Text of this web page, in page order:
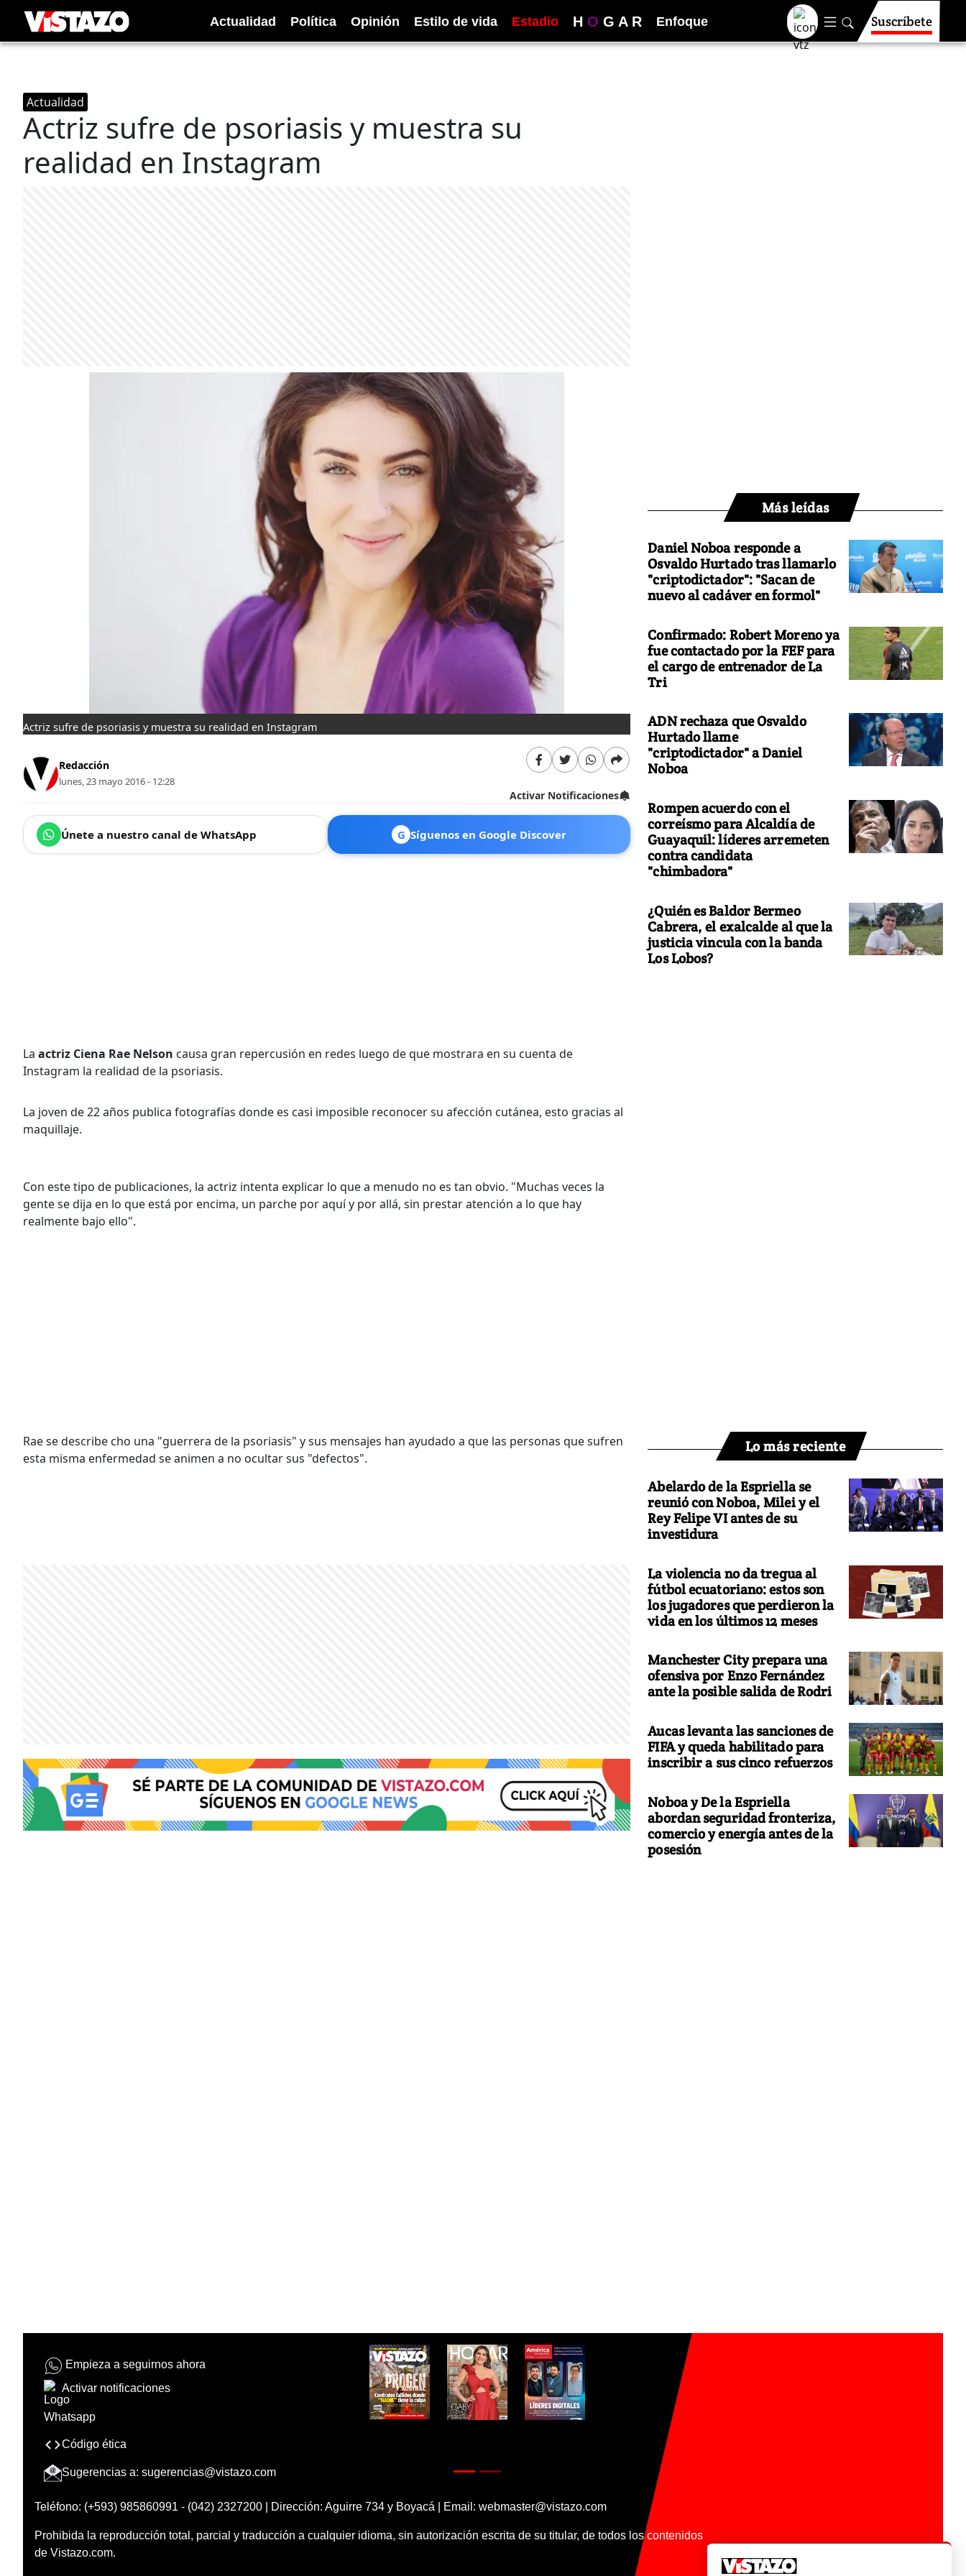
Actualidad Política Opinión Estilo de vida Estadio H O G A R Enfoque Suscríbete
Actualidad
Actriz sufre de psoriasis y muestra su
realidad en Instagram
Actriz sufre de psoriasis y muestra su realidad en Instagram
Redacción
lunes, 23 mayo 2016 - 12:28
Activar Notificaciones
Únete a nuestro canal de WhatsApp G Síguenos en Google Discover
La actriz Ciena Rae Nelson causa gran repercusión en redes luego de que mostrara en su cuenta de
Instagram la realidad de la psoriasis.
La joven de 22 años publica fotografías donde es casi imposible reconocer su afección cutánea, esto gracias al
maquillaje.
Con este tipo de publicaciones, la actriz intenta explicar lo que a menudo no es tan obvio. "Muchas veces la
gente se dija en lo que está por encima, un parche por aquí y por allá, sin prestar atención a lo que hay
realmente bajo ello".
Rae se describe cho una "guerrera de la psoriasis" y sus mensajes han ayudado a que las personas que sufren
esta misma enfermedad se animen a no ocultar sus "defectos".
Más leídas
Daniel Noboa responde a
Osvaldo Hurtado tras llamarlo
"criptodictador": "Sacan de
nuevo al cadáver en formol"
Confirmado: Robert Moreno ya
fue contactado por la FEF para
el cargo de entrenador de La
Tri
ADN rechaza que Osvaldo
Hurtado llame
"criptodictador" a Daniel
Noboa
Rompen acuerdo con el
correísmo para Alcaldía de
Guayaquil: líderes arremeten
contra candidata
"chimbadora"
¿Quién es Baldor Bermeo
Cabrera, el exalcalde al que la
justicia vincula con la banda
Los Lobos?
Lo más reciente
Abelardo de la Espriella se
reunió con Noboa, Milei y el
Rey Felipe VI antes de su
investidura
La violencia no da tregua al
fútbol ecuatoriano: estos son
los jugadores que perdieron la
vida en los últimos 12 meses
Manchester City prepara una
ofensiva por Enzo Fernández
ante la posible salida de Rodri
Aucas levanta las sanciones de
FIFA y queda habilitado para
inscribir a sus cinco refuerzos
Noboa y De la Espriella
abordan seguridad fronteriza,
comercio y energía antes de la
posesión
Empieza a seguirnos ahora
Activar notificaciones
Código ética
Sugerencias a: sugerencias@vistazo.com
Teléfono: (+593) 985860991 - (042) 2327200 | Dirección: Aguirre 734 y Boyacá | Email: webmaster@vistazo.com
Prohibida la reproducción total, parcial y traducción a cualquier idioma, sin autorización escrita de su titular, de todos los contenidos
de Vistazo.com.